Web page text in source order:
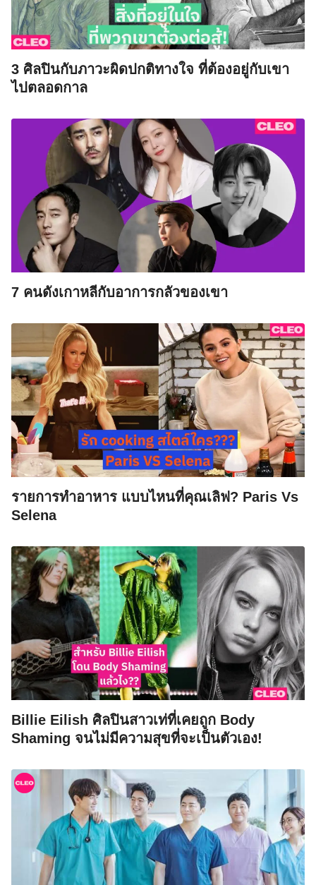
3 ศิลปินกับภาวะผิดปกติทางใจ ที่ต้องอยู่กับเขา
ไปตลอดกาล
7 คนดังเกาหลีกับอาการกลัวของเขา
รายการทำอาหาร แบบไหนที่คุณเลิฟ? Paris Vs
Selena
Billie Eilish ศิลปินสาวเท่ที่เคยถูก Body
Shaming จนไม่มีความสุขที่จะเป็นตัวเอง!